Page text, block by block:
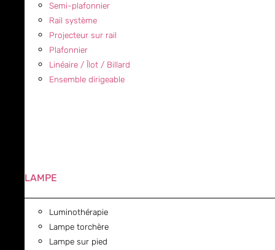
Semi-plafonnier
Rail système
Projecteur sur rail
Plafonnier
Linéaire / Îlot / Billard
Ensemble dirigeable
LAMPE
Luminothérapie
Lampe torchère
Lampe sur pied